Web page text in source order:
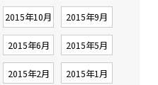
2015年10月 2015年9月
2015年6月 2015年5月
2015年2月 2015年1月